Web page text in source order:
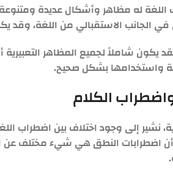
اللغة له مظاهر وأشكال عديدة
الجانب الاستقبالي من اللغة، وقد
واستخدامها بشكل صحيح.
الكلام
نشير إلى وجود اختلاف بين اضطراب
النطق هي شيء مختلف عن